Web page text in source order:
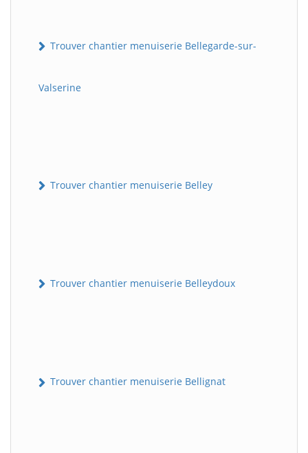
Trouver chantier menuiserie Bellegarde-sur-
Valserine
Trouver chantier menuiserie Belley
Trouver chantier menuiserie Belleydoux
Trouver chantier menuiserie Bellignat